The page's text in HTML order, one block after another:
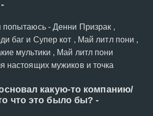
попытаюсь - Денни Призрак ,
баг и Супер кот , Май литл пони ,
мультики , Май литл пони
настоящих мужиков и точка
какую-то компанию/
что это было бы? -